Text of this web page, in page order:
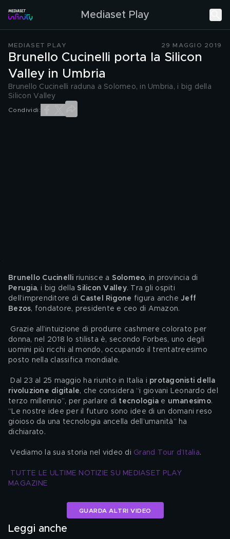
Mediaset Play
MEDIASET PLAY 29 MAGGIO 2019
Brunello Cucinelli porta la Silicon
Valley in Umbria
Brunello Cucinelli raduna a Solomeo, in Umbria, i big della
Silicon Valley
Condividi:
Brunello Cucinelli riunisce a Solomeo, in provincia di
Perugia, i big della Silicon Valley. Tra gli ospiti
dell’imprenditore di Castel Rigone figura anche Jeff
Bezos, fondatore, presidente e ceo di Amazon.
donna, nel 2018 lo stilista è, secondo Forbes, uno degli
uomini più ricchi al mondo, occupando il trentatreesimo
posto nella classifica mondiale.
Dal 23 al 25 maggio ha riunito in Italia i protagonisti della
rivoluzione digitale, che considera “i giovani Leonardo del
terzo millennio”, per parlare di tecnologia e umanesimo.
“Le nostre idee per il futuro sono idee di un domani reso
gioioso da una tecnologia ancella dell’umanità” ha
dichiarato.
Vediamo la sua storia nel video di Grand Tour d’Italia.
TUTTE LE ULTIME NOTIZIE SU MEDIASET PLAY
MAGAZINE
GUARDA ALTRI VIDEO
Leggi anche